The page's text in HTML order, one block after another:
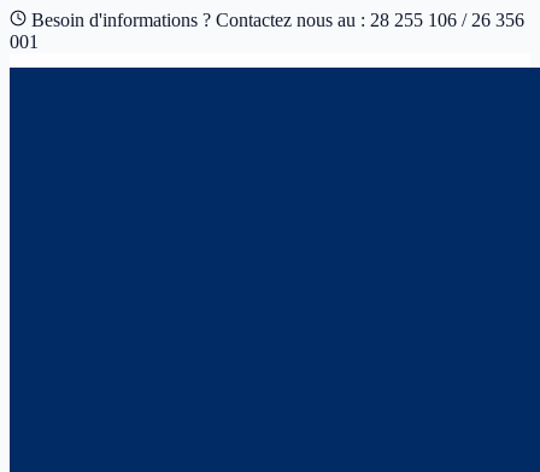
Besoin d'informations ? Contactez nous au : 28 255 106 / 26 356
001